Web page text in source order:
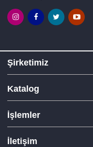
Şirketimiz
Katalog
İşlemler
İletişim